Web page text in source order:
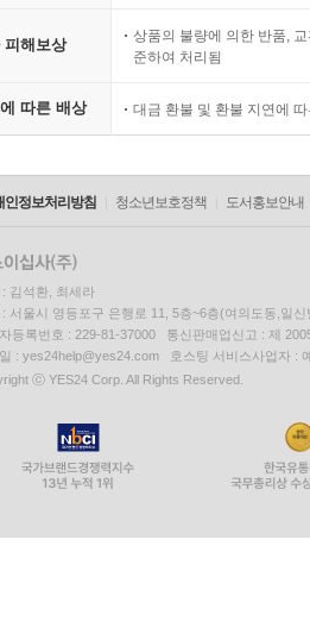
피해보상
상품의 불량에 의한 반품,
준하여 처리됨
따른 배상 대금 환불 및 환불 지연에
인정보처리방침 청소년보호정책 도서홍보안내
김석환, 최세라
: 서울시 영등포구 은행로 11, 5층~6층(여의도동,일신
등록번호 : 229-81-37000 통신판매업신고 : 제
: yes24help@yes24.com 호스팅 서비스사업자 :
ⓒ YES24 Corp. All Rights Reserved.